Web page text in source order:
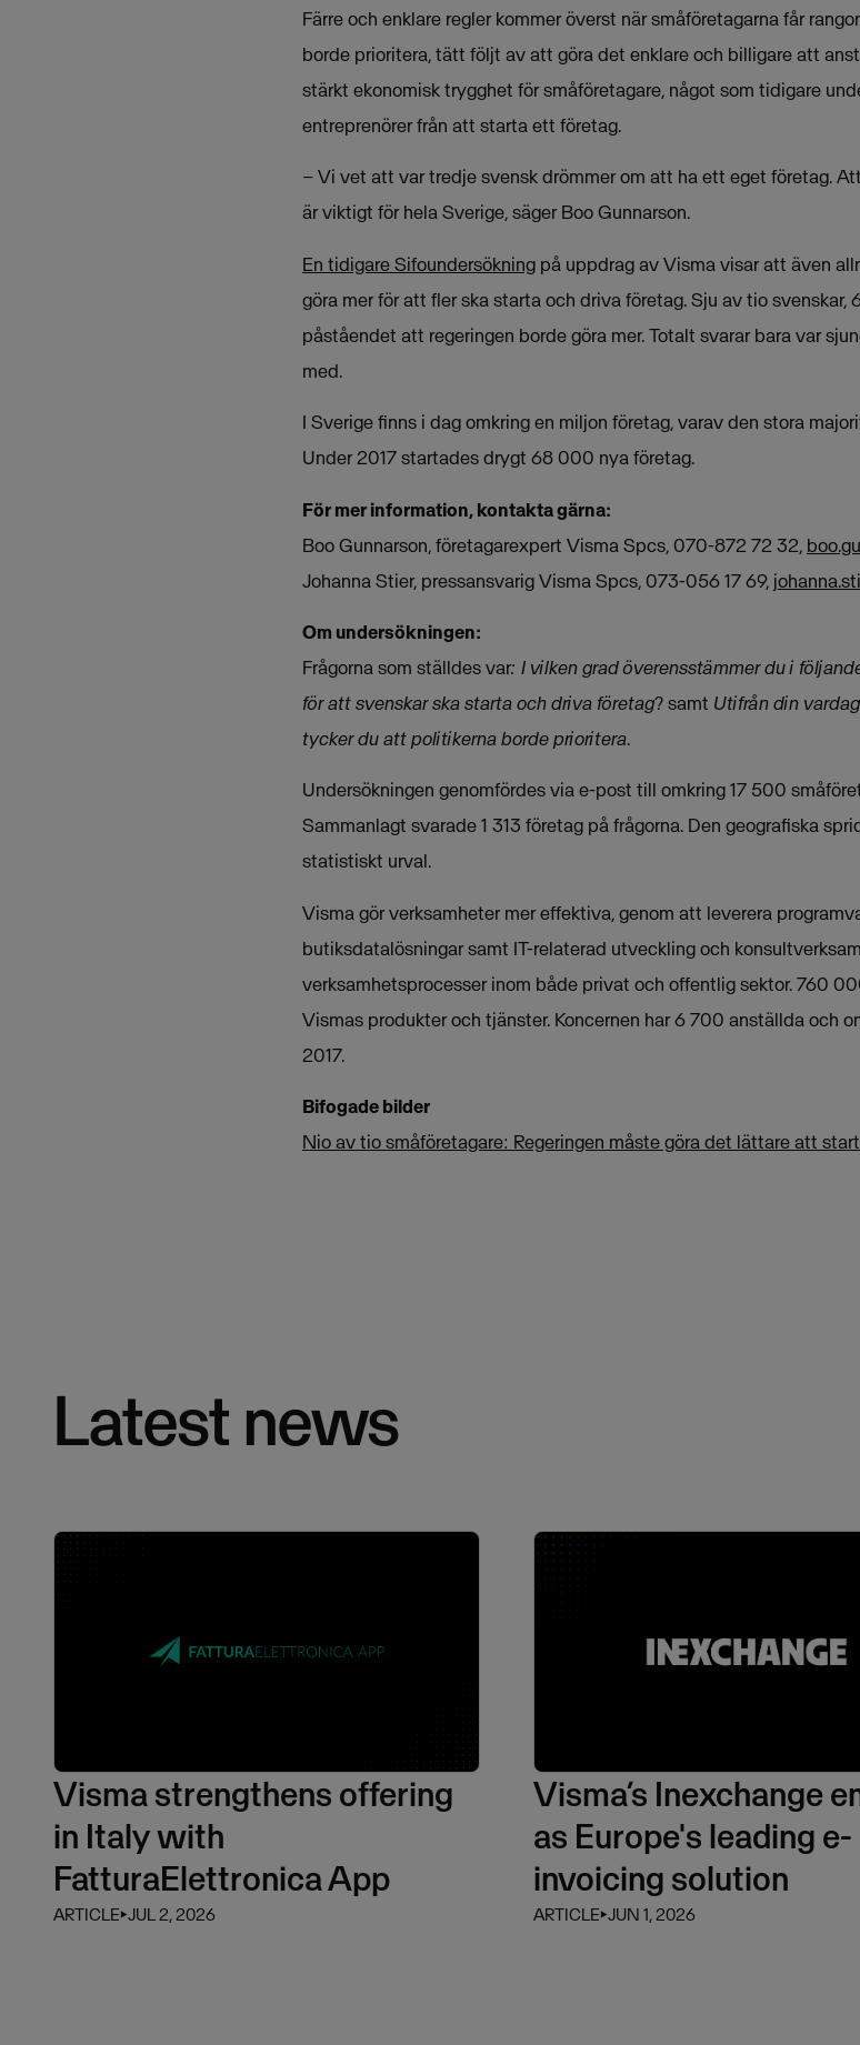
Färre och enklare regler kommer överst när småföretagarna får
borde prioritera, tätt följt av att göra det enklare och billigare att
stärkt ekonomisk trygghet för småföretagare, något som tidigare
entreprenörer från att starta ett företag.
– Vi vet att var tredje svensk drömmer om att ha ett eget företag.
är viktigt för hela Sverige, säger Boo Gunnarson.
En tidigare Sifoundersökning på uppdrag av Visma visar att även
göra mer för att fler ska starta och driva företag. Sju av tio
påståendet att regeringen borde göra mer. Totalt svarar bara var
med.
I Sverige finns i dag omkring en miljon företag, varav den stora
Under 2017 startades drygt 68 000 nya företag.
För mer information, kontakta gärna:
Boo Gunnarson, företagarexpert Visma Spcs, 070-872 72 32,
Johanna Stier, pressansvarig Visma Spcs, 073-056 17 69,
Om undersökningen:
Frågorna som ställdes var: I vilken grad överensstämmer du i
för att svenskar ska starta och driva företag? samt Utifrån din
tycker du att politikerna borde prioritera.
Undersökningen genomfördes via e-post till omkring 17 500
Sammanlagt svarade 1 313 företag på frågorna. Den geografiska
statistiskt urval.
Visma gör verksamheter mer effektiva, genom att leverera
butiksdatalösningar samt IT-relaterad utveckling och
verksamhetsprocesser inom både privat och offentlig sektor. 760
Vismas produkter och tjänster. Koncernen har 6 700 anställda och
2017.
Bifogade bilder
Nio av tio småföretagare: Regeringen måste göra det lättare att
Latest news
Visma strengthens offering
in Italy with
FatturaElettronica App
ARTICLE⏵JUL 2, 2026
Visma’s Inexchange
as Europe's leading e-
invoicing solution
ARTICLE⏵JUN 1, 2026